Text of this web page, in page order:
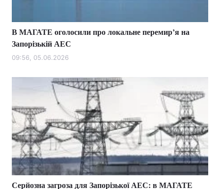
Тема оформлення
В МАГАТЕ оголосили про локальне перемир’я на
Запорізькій АЕС
09:56, 05.06.2026
Серйозна загроза для Запорізької АЕС: в МАГАТЕ